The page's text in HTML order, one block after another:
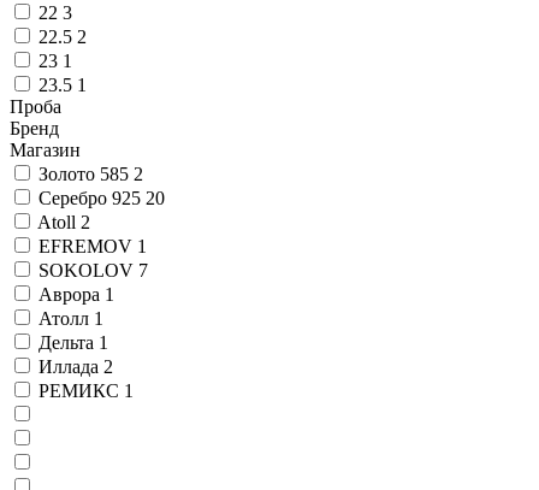
22 3
22.5 2
23 1
23.5 1
Проба
Бренд
Магазин
Золото 585 2
Серебро 925 20
Atoll 2
EFREMOV 1
SOKOLOV 7
Аврора 1
Атолл 1
Дельта 1
Иллада 2
РЕМИКС 1